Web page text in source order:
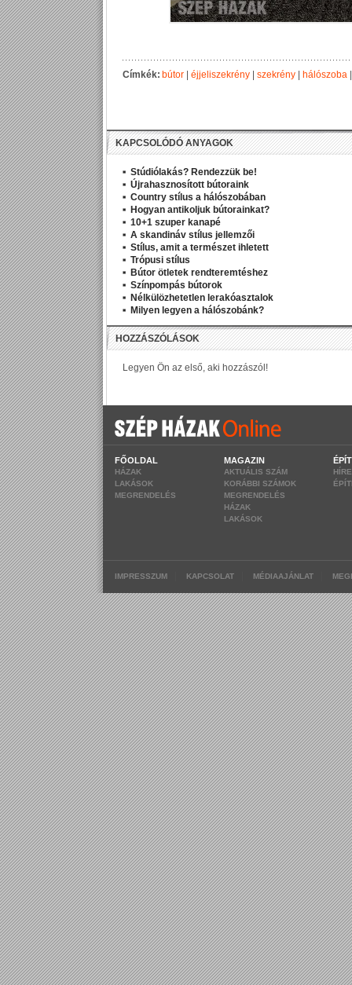
Címkék: bútor éjjeliszekrény szekrény hálószoba
KAPCSOLÓDÓ ANYAGOK
Stúdiólakás? Rendezzük be!
Újrahasznosított bútoraink
Country stílus a hálószobában
Hogyan antikoljuk bútorainkat?
10+1 szuper kanapé
A skandináv stílus jellemzői
Stílus, amit a természet ihletett
Trópusi stílus
Bútor ötletek rendteremtéshez
Színpompás bútorok
Nélkülözhetetlen lerakóasztalok
Milyen legyen a hálószobánk?
FŐOLDAL
HÁZAK
LAKÁSOK
MEGRENDELÉS
MAGAZIN
AKTUÁLIS SZÁM
KORÁBBI SZÁMOK
MEGRENDELÉS
HÁZAK
LAKÁSOK
IMPRESSZUM KAPCSOLAT MÉDIAAJÁNLAT